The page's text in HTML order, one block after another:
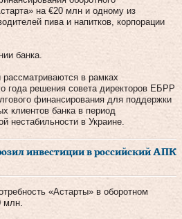
на €20 млн и одному из
пива и напитков, корпорации
банка.
в рамках
года решения совета директоров ЕБРР
финансирования для поддержки
клиентов банка в период
нестабильности в Украине.
инвестиции в российский АПК
«Астарты» в оборотном
млн.